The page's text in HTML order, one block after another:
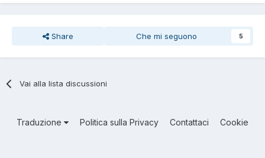
Share Che mi seguono 5
Vai alla lista discussioni
Traduzione Politica sulla Privacy Contattaci Cookie